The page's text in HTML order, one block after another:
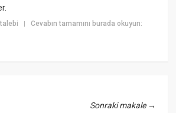
|Cevabın tamamını burada okuyun:
Sonraki makale→